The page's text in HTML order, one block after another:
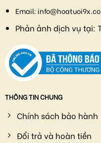
Email:
Phản ảnh dịch vụ tại:
THÔNG TIN CHUNG
Chính sách bảo hành
Đổi trả và hoàn tiền